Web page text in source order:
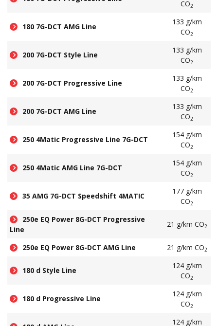
CO2
180 7G-DCT AMG Line
133 g/km
CO2
200 7G-DCT Style Line
133 g/km
CO2
200 7G-DCT Progressive Line
133 g/km
CO2
200 7G-DCT AMG Line
133 g/km
CO2
250 4Matic Progressive Line 7G-DCT
154 g/km
CO2
250 4Matic AMG Line 7G-DCT
154 g/km
CO2
35 AMG 7G-DCT Speedshift 4MATIC
177 g/km
CO2
250e EQ Power 8G-DCT Progressive
Line
21 g/km CO2
250e EQ Power 8G-DCT AMG Line 21 g/km CO2
180 d Style Line
124 g/km
CO2
180 d Progressive Line
124 g/km
CO2
124 g/km